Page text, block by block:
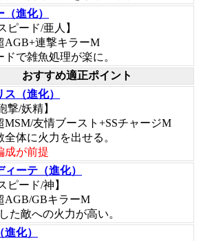
進化）
ピード/亜人】
AGB+連撃キラーM
ドで雑魚処理が楽に。
おすすめ適正ポイント
（進化）
撃/妖精】
MSM/友情ブースト+SSチャージM
全体に火力を出せる。
が前提
ィーテ（進化）
ピード/神】
AGB/GBキラーM
た敵への火力が高い。
化）